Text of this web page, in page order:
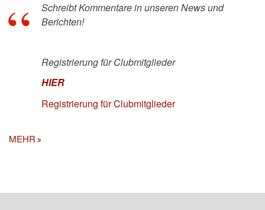
Schreibt Kommentare in unseren News und
Berichten!
Registrierung für Clubmitglieder
HIER
Registrierung für Clubmitglieder
MEHR